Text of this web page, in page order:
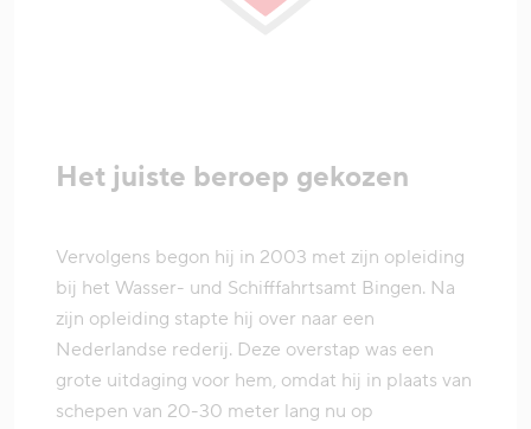
Het juiste beroep gekozen
Vervolgens begon hij in 2003 met zijn opleiding
bij het Wasser- und Schifffahrtsamt Bingen. Na
zijn opleiding stapte hij over naar een
Nederlandse rederij. Deze overstap was een
grote uitdaging voor hem, omdat hij in plaats van
schepen van 20-30 meter lang nu op